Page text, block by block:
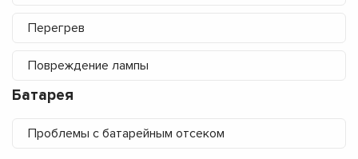
Перегрев
Повреждение лампы
Батарея
Проблемы с батарейным отсеком